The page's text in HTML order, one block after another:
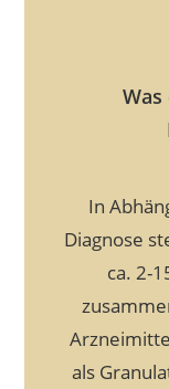
In
Diagnose
ca. 2-
als